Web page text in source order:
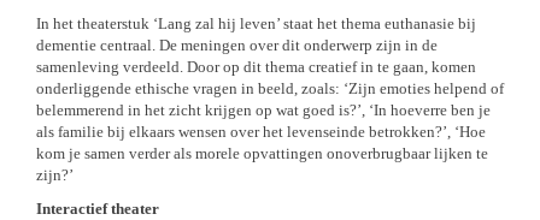
In het theaterstuk ‘Lang zal hij leven’ staat het thema euthanasie bij
dementie centraal. De meningen over dit onderwerp zijn in de
samenleving verdeeld. Door op dit thema creatief in te gaan, komen
onderliggende ethische vragen in beeld, zoals: ‘Zijn emoties helpend of
belemmerend in het zicht krijgen op wat goed is?’, ‘In hoeverre ben je
als familie bij elkaars wensen over het levenseinde betrokken?’, ‘Hoe
kom je samen verder als morele opvattingen onoverbrugbaar lijken te
zijn?’
Interactief theater